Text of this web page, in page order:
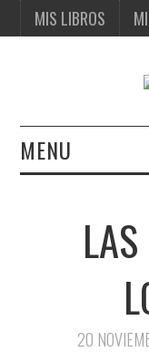
MIS LIBROS
MENU
MIS VIAJES
20